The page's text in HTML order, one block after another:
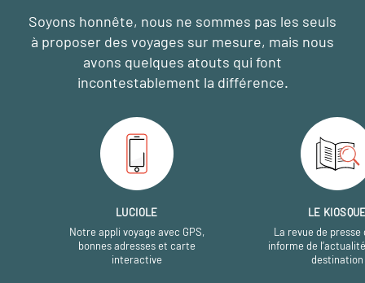
Soyons honnête, nous ne sommes pas les seuls
à proposer des voyages sur mesure, mais nous
avons quelques atouts qui font
incontestablement la différence.
LUCIOLE
Notre appli voyage avec GPS,
bonnes adresses et carte
interactive
LE
La revue de presse
informe de
destination